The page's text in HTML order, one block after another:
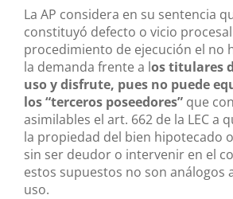
La AP considera en su sentencia
constituyó defecto o vicio
procedimiento de ejecución el no
la demanda frente a los titulares
uso y disfrute, pues no puede
los “terceros poseedores” que
asimilables el art. 662 de la LEC a
la propiedad del bien hipotecado
sin ser deudor o intervenir en el
estos supuestos no son análogos
uso.